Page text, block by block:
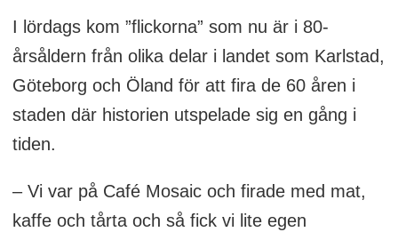
I lördags kom ”flickorna” som nu är i 80-
årsåldern från olika delar i landet som Karlstad,
Göteborg och Öland för att fira de 60 åren i
staden där historien utspelade sig en gång i
tiden.
– Vi var på Café Mosaic och firade med mat,
kaffe och tårta och så fick vi lite egen